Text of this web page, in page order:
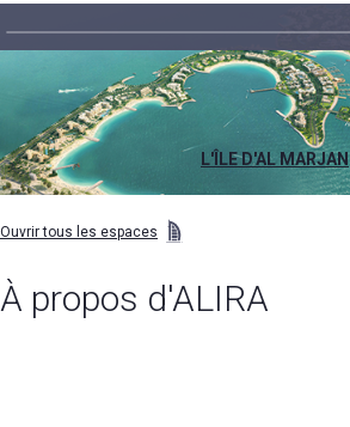
L'ÎLE D'AL MARJAN
Ouvrir tous les espaces
À propos d'ALIRA